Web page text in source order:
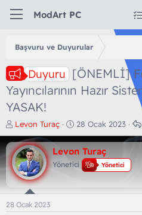
ModArt PC
Başvuru ve Duyurular
Duyuru [ÖNEMLİ]
Yayıncılarının Hazır
YASAK!
K
o
n
b
u
y
a
Levon Turaç
B
a
ş
l
a
ç
28 Ocak 2023
Levon Turaç
Yönetici Yönetici
28 Ocak 2023